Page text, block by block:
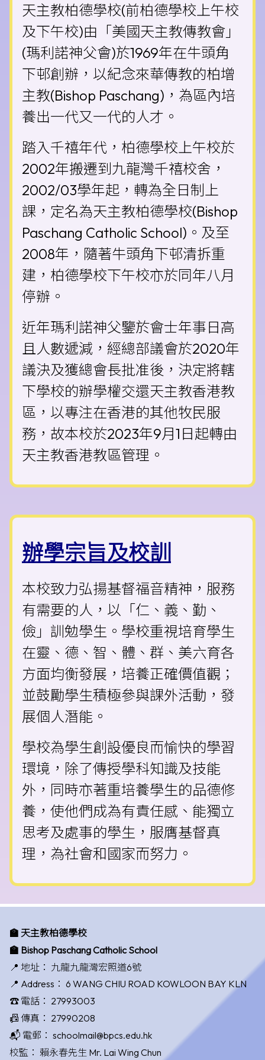
天主教柏德學校(前柏德學校上午校
及下午校)由「美國天主教傳教會」
(瑪利諾神父會)於1969年在牛頭角
下邨創辦，以紀念來華傳教的柏增
主教(Bishop Paschang)，為區內培
養出一代又一代的人才。
踏入千禧年代，柏德學校上午校於
2002年搬遷到九龍灣千禧校舍，
2002/03學年起，轉為全日制上
課，定名為天主教柏德學校(Bishop
Paschang Catholic School)。及至
2008年，隨著牛頭角下邨清拆重
建，柏德學校下午校亦於同年八月
停辦。
近年瑪利諾神父鑒於會士年事日高
且人數遞減，經總部議會於2020年
議決及獲總會長批准後，決定將轄
下學校的辦學權交還天主教香港教
區，以專注在香港的其他牧民服
務，故本校於2023年9月1日起轉由
天主教香港教區管理。
辦學宗旨及校訓
本校致力弘揚基督福音精神，服務
有需要的人，以「仁、義、勤、
儉」訓勉學生。學校重視培育學生
在靈、德、智、體、群、美六育各
方面均衡發展，培養正確價值觀；
並鼓勵學生積極參與課外活動，發
展個人潛能。
學校為學生創設優良而愉快的學習
環境，除了傳授學科知識及技能
外，同時亦著重培養學生的品德修
養，使他們成為有責任感、能獨立
思考及處事的學生，服膺基督真
理，為社會和國家而努力。
🏫 天主教柏德學校
🏫 Bishop Paschang Catholic School
📍 地址： 九龍九龍灣宏照道6號
📍 Address： 6 WANG CHIU ROAD KOWLOON BAY KLN
☎️ 電話： 27993003
📠 傳真： 27990208
📬 電郵： schoolmail@bpcs.edu.hk
校監： 賴永春先生 Mr. Lai Wing Chun